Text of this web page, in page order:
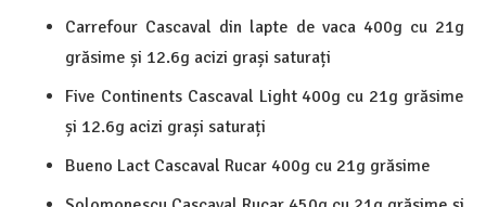
Carrefour Cascaval din lapte de vaca 400g cu 21g
grăsime și 12.6g acizi grași saturați
Five Continents Cascaval Light 400g cu 21g grăsime
și 12.6g acizi grași saturați
Bueno Lact Cascaval Rucar 400g cu 21g grăsime